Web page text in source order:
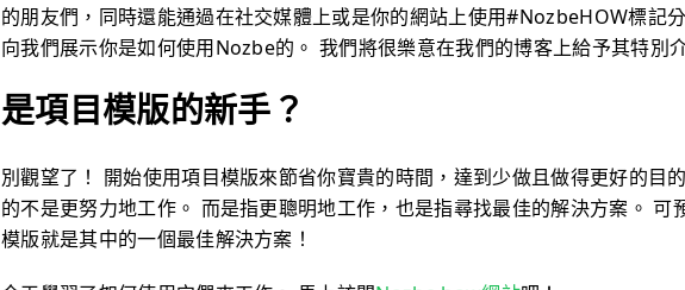
的朋友們，同時還能通過在社交媒體上或是你的網站上使用#NozbeHOW標記
向我們展示你是如何使用Nozbe的。 我們將很樂意在我們的博客上給予其特別介
是項目模版的新手？
別觀望了！ 開始使用項目模版來節省你寶貴的時間，達到少做且做得更好的目
的不是更努力地工作。 而是指更聰明地工作，也是指尋找最佳的解決方案。 可
模版就是其中的一個最佳解決方案！